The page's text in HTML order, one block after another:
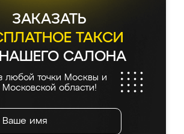
ЗАКАЗАТЬ
ТАКСИ
САЛОНА
любой точки Москвы и
Московской области!